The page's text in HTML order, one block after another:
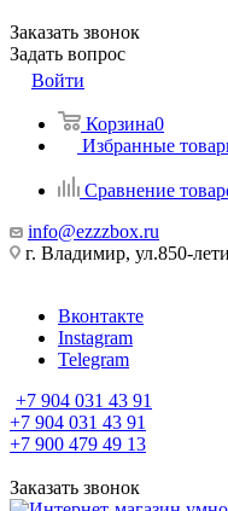
Заказать звонок
Задать вопрос
Войти
Корзина0
Избранные
Сравнение
info@ezzzbox.ru
г. Владимир, ул.850-
Вконтакте
Instagram
Telegram
+7 904 031 43 91
+7 904 031 43 91
+7 900 479 49 13
Заказать звонок